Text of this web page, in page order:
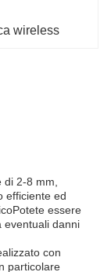
wireless
2-8 mm,
efficiente ed
essere
eventuali danni
con
particolare